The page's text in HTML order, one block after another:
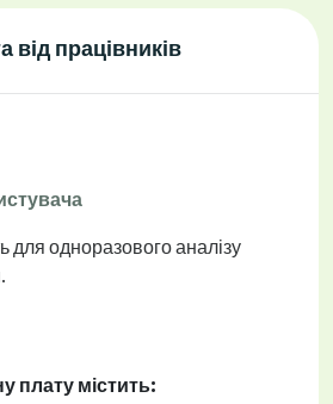
від працівників
для одноразового аналізу
плату містить: